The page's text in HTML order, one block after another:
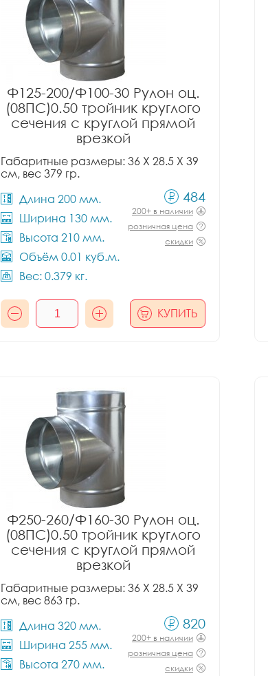
Ф125-200/Ф100-30 Рулон оц.
(08ПС)0.50 тройник круглого
сечения с круглой прямой
врезкой
Габаритные размеры: 36 X 28.5 X 39
см, вес 379 гр.
Длина 200 мм.
Ширина 130 мм.
Высота 210 мм.
Объём 0.01 куб.м.
Вес: 0.379 кг.
484
200+ в наличии
розничная цена
скидки
КУПИТЬ
Ф250-260/Ф160-30 Рулон оц.
(08ПС)0.50 тройник круглого
сечения с круглой прямой
врезкой
Габаритные размеры: 36 X 28.5 X 39
см, вес 863 гр.
Длина 320 мм.
Ширина 255 мм.
Высота 270 мм.
820
200+ в наличии
розничная цена
скидки